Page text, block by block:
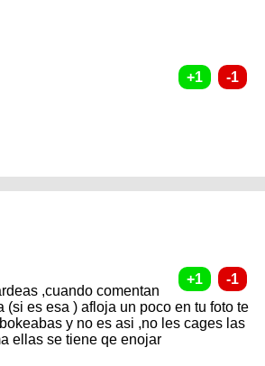
,cuando comentan
(si es esa ) afloja un poco en tu foto te
y no es asi ,no les cages las
ellas se tiene qe enojar